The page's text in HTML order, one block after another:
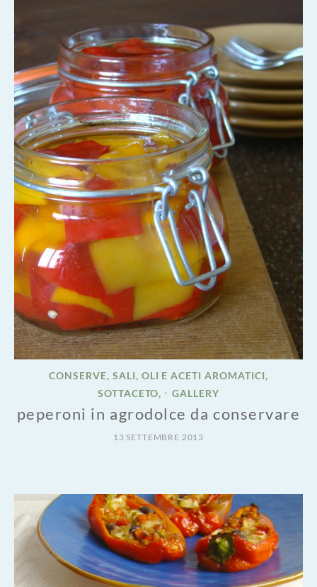
CONSERVE, SALI, OLI E ACETI AROMATICI,
SOTTACETO, • GALLERY
peperoni in agrodolce da conservare
13 SETTEMBRE 2013